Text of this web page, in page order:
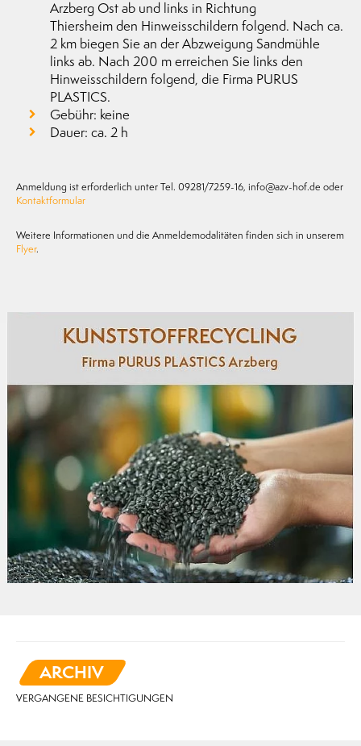
Arzberg Ost ab und links in Richtung
Thiersheim den Hinweisschildern folgend. Nach ca.
2 km biegen Sie an der Abzweigung Sandmühle
links ab. Nach 200 m erreichen Sie links den
Hinweisschildern folgend, die Firma PURUS
PLASTICS.
Gebühr: keine
Dauer: ca. 2 h
Anmeldung ist erforderlich unter Tel. 09281/7259-16, info@azv-hof.de oder
Kontaktformular
Weitere Informationen und die Anmeldemodalitäten finden sich in unserem
Flyer.
ARCHIV
VERGANGENE BESICHTIGUNGEN